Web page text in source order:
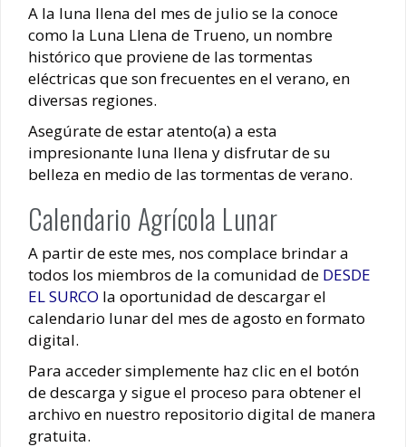
A la luna llena del mes de julio se la conoce
como la Luna Llena de Trueno, un nombre
histórico que proviene de las tormentas
eléctricas que son frecuentes en el verano, en
diversas regiones.
Asegúrate de estar atento(a) a esta
impresionante luna llena y disfrutar de su
belleza en medio de las tormentas de verano.
Calendario Agrícola Lunar
A partir de este mes, nos complace brindar a
todos los miembros de la comunidad de DESDE
EL SURCO la oportunidad de descargar el
calendario lunar del mes de agosto en formato
digital.
Para acceder simplemente haz clic en el botón
de descarga y sigue el proceso para obtener el
archivo en nuestro repositorio digital de manera
gratuita.